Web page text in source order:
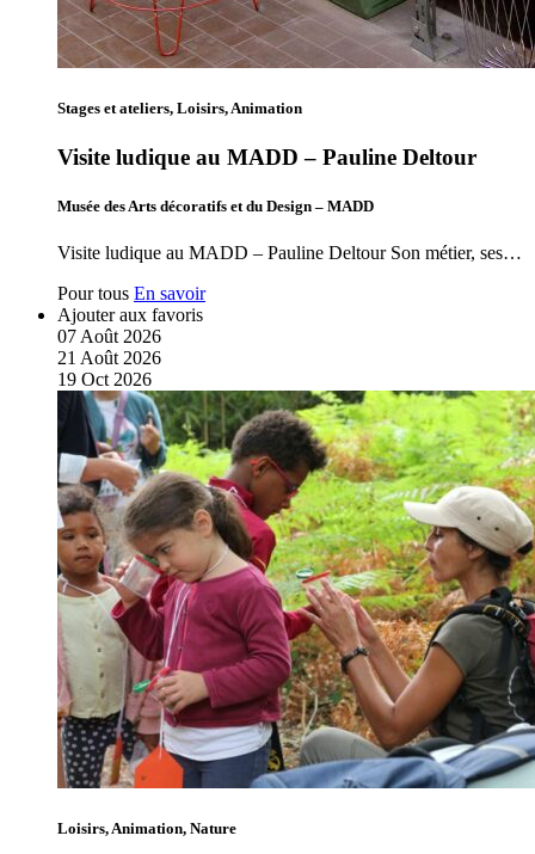
Stages et ateliers, Loisirs, Animation
Visite ludique au MADD – Pauline Deltour
Musée des Arts décoratifs et du Design – MADD
Visite ludique au MADD – Pauline Deltour Son métier, ses…
Pour tous En savoir
Ajouter aux favoris
07 Août 2026
21 Août 2026
19 Oct 2026
Loisirs, Animation, Nature